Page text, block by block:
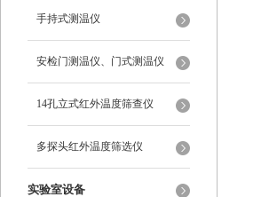
手持式测温仪
安检门测温仪、门式测温仪
14孔立式红外温度筛查仪
多探头红外温度筛选仪
实验室设备